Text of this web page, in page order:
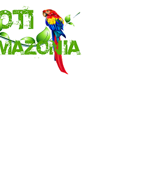
fueron encontrados
en Puerto lopez
a 34 años de prisión a
en caso de Alison,
de Tena
el arquero sensación de
ya llegó para